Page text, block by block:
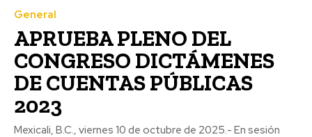
General
APRUEBA PLENO DEL
CONGRESO DICTÁMENES
DE CUENTAS PÚBLICAS
2023
Mexicali, B.C., viernes 10 de octubre de 2025.- En sesión